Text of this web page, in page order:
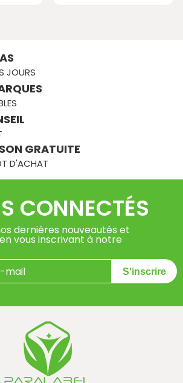
JOURS
GRATUITE
D'ACHAT
CONNECTÉS
dernières nouveautés et
vous inscrivant à notre
S'inscrire